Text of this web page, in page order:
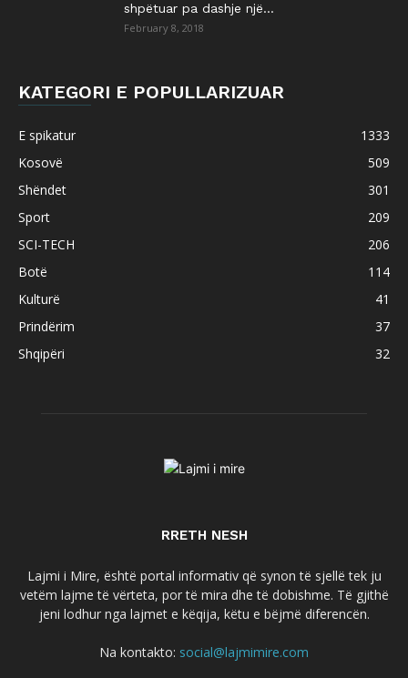
shpëtuar pa dashje një...
February 8, 2018
KATEGORI E POPULLARIZUAR
E spikatur
1333
Kosovë
509
Shëndet
301
Sport
209
SCI-TECH
206
Botë
114
Kulturë
41
Prindërim
37
Shqipëri
32
RRETH NESH
Lajmi i Mire, është portal informativ që synon të sjellë tek ju
vetëm lajme të vërteta, por të mira dhe të dobishme. Të gjithë
jeni lodhur nga lajmet e këqija, këtu e bëjmë diferencën.
Na kontakto: social@lajmimire.com